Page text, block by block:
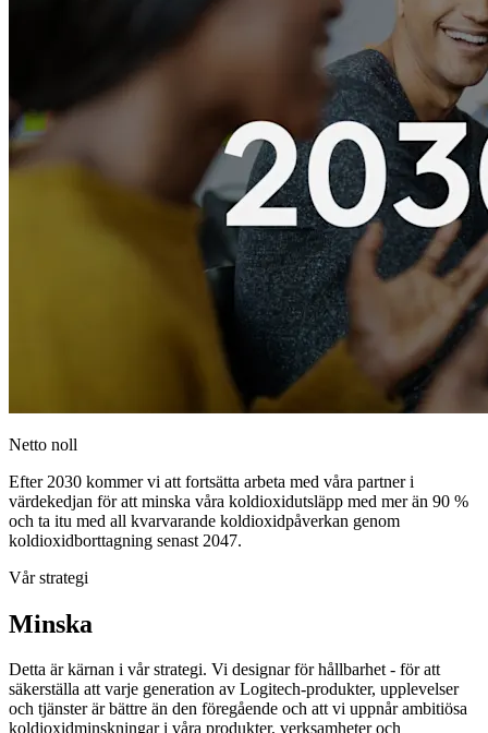
Netto noll
Efter 2030 kommer vi att fortsätta arbeta med våra partner i
värdekedjan för att minska våra koldioxidutsläpp med mer än 90 %
och ta itu med all kvarvarande koldioxidpåverkan genom
koldioxidborttagning senast 2047.
Vår strategi
Minska
Detta är kärnan i vår strategi. Vi designar för hållbarhet - för att
säkerställa att varje generation av Logitech-produkter, upplevelser
och tjänster är bättre än den föregående och att vi uppnår ambitiösa
koldioxidminskningar i våra produkter, verksamheter och